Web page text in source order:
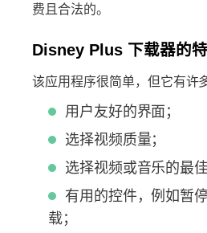
费且合法的。
Disney Plus 下载器的
该应用程序很简单，但它有许
用户友好的界面；
选择视频质量；
选择视频或音乐的最
有用的控件，例如暂
载；